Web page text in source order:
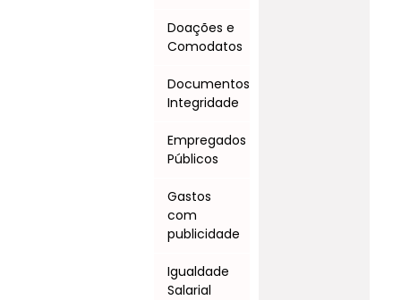
Doações e
Comodatos
Documentos
Integridade
Empregados
Públicos
Gastos
com
publicidade
Igualdade
Salarial